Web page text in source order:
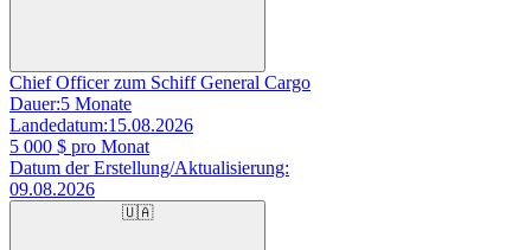
Chief Officer zum Schiff General Cargo
Dauer:5 Monate
Landedatum:15.08.2026
5 000 $ pro Monat
Datum der Erstellung/Aktualisierung:
09.08.2026
🇺🇦